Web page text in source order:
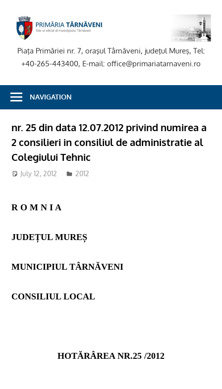
content
Piaţa Primăriei nr. 7, oraşul Târnăveni, judeţul Mureş, Tel:
+40-265-443400, E-mail: office@primariatarnaveni.ro
NAVIGATION
nr. 25 din data 12.07.2012 privind numirea a
2 consilieri in consiliul de administratie al
Colegiului Tehnic
July 12, 2012 2012
R O M N I A
JUDEȚUL MUREȘ
MUNICIPIUL TÂRNĂVENI
CONSILIUL LOCAL
HOTĂRÂREA NR.25 /2012